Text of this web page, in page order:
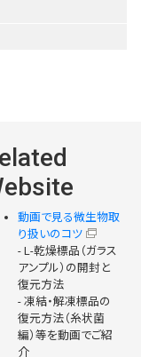
動画で見る微生物取
り扱いのコツ
- L-乾燥標品（ガラス
アンプル）の開封と
復元方法
- 凍結・解凍標品の
復元方法（糸状菌
編）等を動画でご紹
介